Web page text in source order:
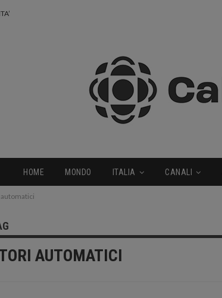
HOME MONDO ITALIA CANALI
AUTOMATICI